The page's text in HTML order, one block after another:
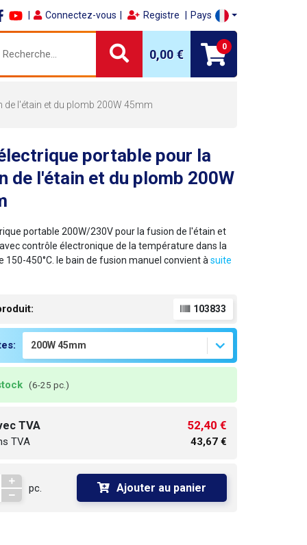
Connectez-vous Registre Pays
0,00 €
0
l'étain et du plomb 200W 45mm
portable pour la
de l'étain et du plomb 200W
portable 200W/230V pour la fusion de l'étain et
contrôle électronique de la température dans la
150-450°C. le bain de fusion manuel convient àsuite
103833
(6-25 pc.)
TVA
TVA
52,40 €
43,67 €
pc. Ajouter au panier